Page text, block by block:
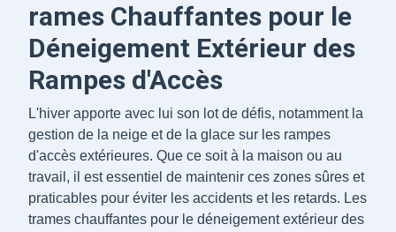
rames Chauffantes pour le
Déneigement Extérieur des
Rampes d'Accès
L'hiver apporte avec lui son lot de défis, notamment la
gestion de la neige et de la glace sur les rampes
d'accès extérieures. Que ce soit à la maison ou au
travail, il est essentiel de maintenir ces zones sûres et
praticables pour éviter les accidents et les retards. Les
trames chauffantes pour le déneigement extérieur des